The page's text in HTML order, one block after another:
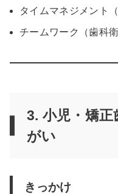
タイムマネジメント
チームワーク（歯科
3. 小児・矯正
がい
きっかけ